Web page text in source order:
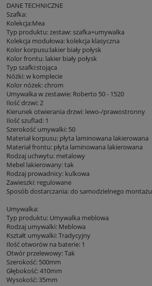
DANE TECHNICZNE
Szafka:
Kolekcja:Mea
Typ produktu: zestaw: szafka+umywalka
Kolekcja modułowa: kolekcja klasyczna
Kolor korpusu:lakier biały połysk
Kolor frontu: lakier biały połysk
Typ szafki:stojąca
Nóżki: w komplecie
Kolor nóżek: chrom
Umywalka w zestawie: Roberto 50 - 1520
Ilość drzwi: 2
Kierunek otwierania drzwi: lewo-/prawostronny
Ilość szuflad: 1
Szerokość umywalki: 50
Materiał korpusu: płyta laminowana lakierowana
Materiał frontu: płyta laminowana lakierowana
Rodzaj uchwytu: metalowy
Mebel lakierowany: tak
Rodzaj prowadnicy: kulkowa
Zawieszki: regulowane
Sposób dostarczania: do samodzielnego montażu
Umywalka:
Typ produktu: Umywalka meblowa
Rodzaj umywalki: Meblowa
Kształt umywalki: Tradycyjny
Ilość otworów na baterie: 1
Otwór przelewowy: Tak
Szerokość: 500mm
Głębokość: 410mm
Wysokość: 35mm